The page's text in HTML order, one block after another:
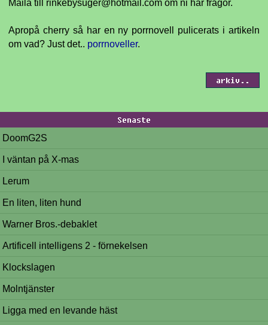
Senaste
DoomG2S
I väntan på X-mas
Lerum
En liten, liten hund
Warner Bros.-debaklet
Artificell intelligens 2 - förnekelsen
Klockslagen
Molntjänster
Ligga med en levande häst
Maila till rinkebysuger@hotmail.com om ni har frågor.
Apropå cherry så har en ny porrnovell pulicerats i artikeln
om vad? Just det.. porrnoveller.
arkiv..